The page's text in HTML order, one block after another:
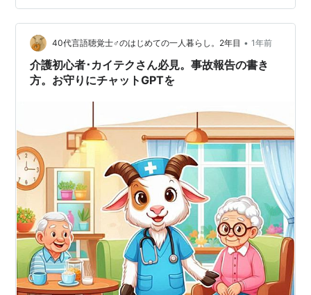
この記事でわかること 介護現場で使われる「エスケープ
（離設）」の意味 本人が外へ向かう背景と、前触れとし
て見えること 施設での予防策と、発生時に迷わないため
の初動 事故報告書で事実と推測…
40代言語聴覚士♂のはじめての一人暮らし。2年目 • 1年前
介護初心者･カイテクさん必見。事故報告の書き
方。お守りにチャットGPTを